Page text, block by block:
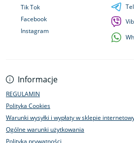
Informacje
REGULAMIN
Polityka Cookies
Warunki wysyłki i wypłaty w sklepie
Ogólne warunki użytkowania
Polityka prywatności
Tik Tok
Facebook
Instagram